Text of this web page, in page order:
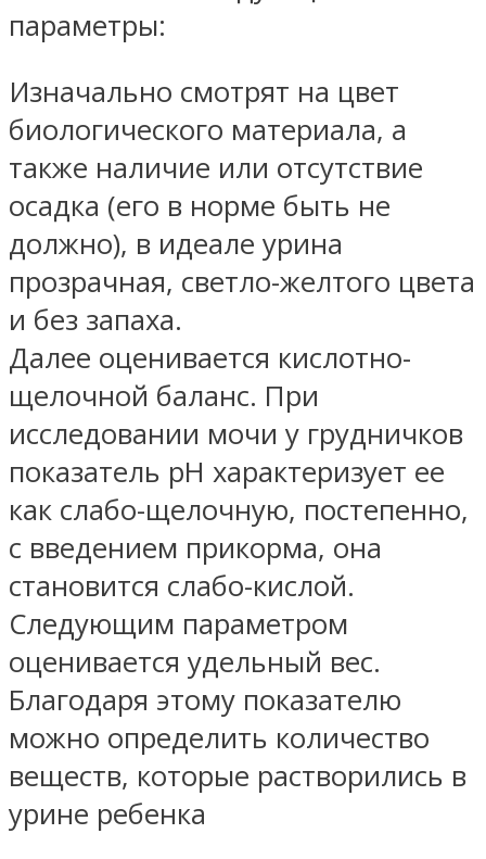
параметры:
Изначально смотрят на цвет
биологического материала, а
также наличие или отсутствие
осадка (его в норме быть не
должно), в идеале урина
прозрачная, светло-желтого цвета
и без запаха.
Далее оценивается кислотно-
щелочной баланс. При
исследовании мочи у грудничков
показатель pH характеризует ее
как слабо-щелочную, постепенно,
с введением прикорма, она
становится слабо-кислой.
Следующим параметром
оценивается удельный вес.
Благодаря этому показателю
можно определить количество
веществ, которые растворились в
урине ребенка